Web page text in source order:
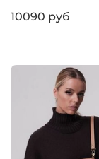
10090 руб